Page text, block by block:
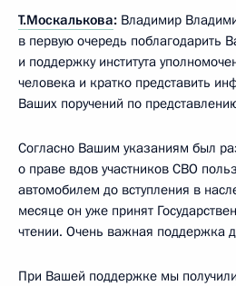
Т.Москалькова: Владимир
в первую очередь поблагодарить
и поддержку института
человека и кратко представить
Ваших поручений по
Согласно Вашим указаниям был
о праве вдов участников СВО
автомобилем до вступления в
месяце он уже принят
чтении. Очень важная поддержка
При Вашей поддержке мы